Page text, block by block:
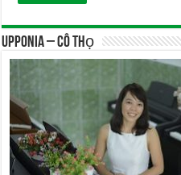
UPPONIA – Cô Thọ